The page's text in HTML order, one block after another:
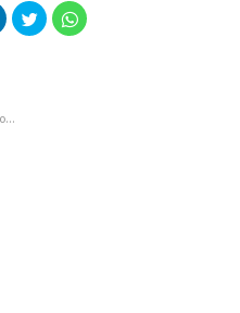
Fai
clic
apre
Fai
clic
Fai
clic